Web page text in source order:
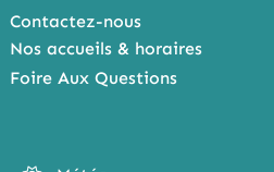
Contactez-nous
Nos accueils & horaires
Foire Aux Questions